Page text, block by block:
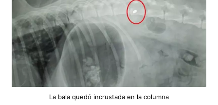
La bala quedó incrustada en la columna